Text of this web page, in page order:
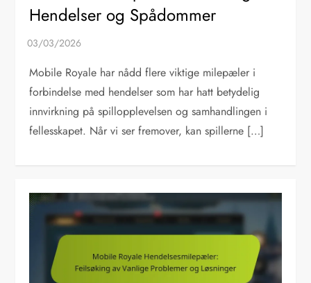
Hendelser og Spådommer
Mobile Royale har nådd flere viktige milepæler i
forbindelse med hendelser som har hatt betydelig
innvirkning på spillopplevelsen og samhandlingen i
fellesskapet. Når vi ser fremover, kan spillerne […]